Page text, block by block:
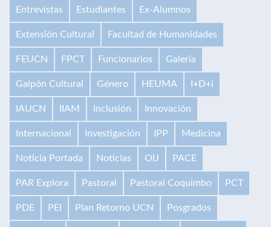
Entrevistas Estudiantes Ex-Alumnos
Extensión Cultural Facultad de Humanidades
FEUCN FPCT Funcionarios Galería
Galpón Cultural Género HEUMA I+D+i
IAUCN IIAM Inclusión Innovación
Internacional Investigación IPP Medicina
Noticia Portada Noticias OIJ PACE
PAR Explora Pastoral Pastoral Coquimbo PCT
PDE PEI Plan Retorno UCN Posgrados